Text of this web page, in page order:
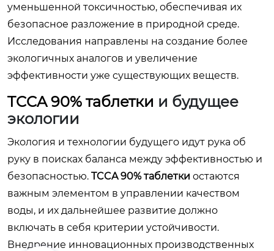
уменьшенной токсичностью, обеспечивая их
безопасное разложение в природной среде.
Исследования направлены на создание более
экологичных аналогов и увеличение
эффективности уже существующих веществ.
TCCA 90% таблетки и будущее
экологии
Экология и технологии будущего идут рука об
руку в поисках баланса между эффективностью и
безопасностью. TCCA 90% таблетки остаются
важным элементом в управлении качеством
воды, и их дальнейшее развитие должно
включать в себя критерии устойчивости.
Внедрение инновационных производственных